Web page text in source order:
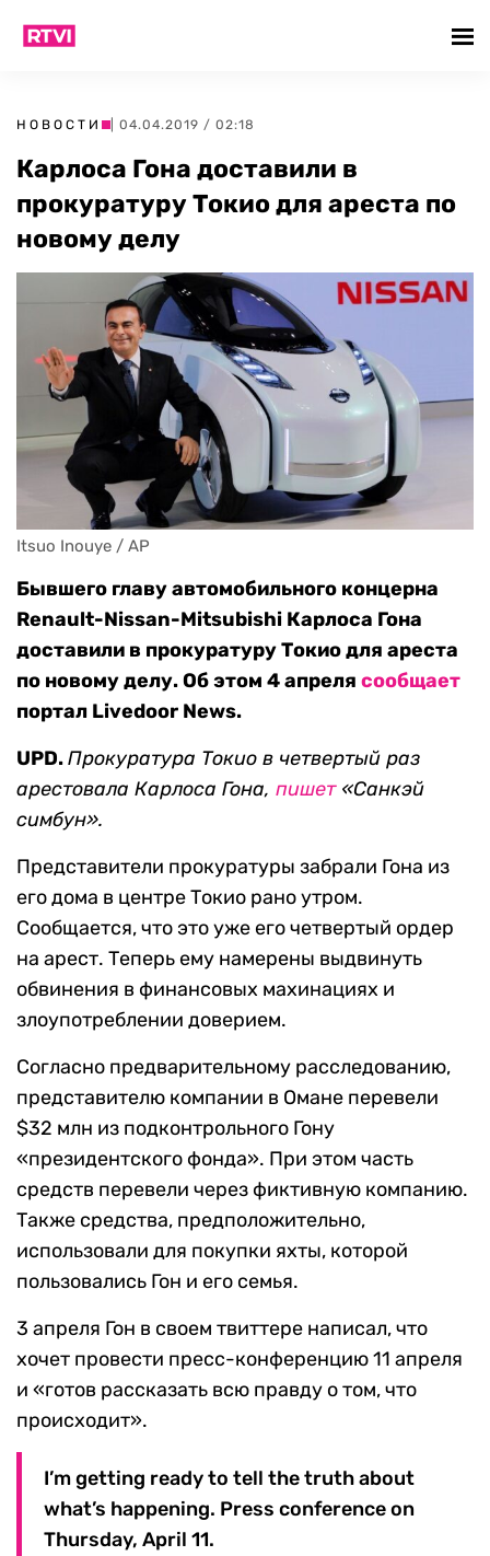
НОВОСТИ | 04.04.2019 / 02:18
Карлоса Гона доставили в
прокуратуру Токио для ареста по
новому делу
Itsuo Inouye / AP
Бывшего главу автомобильного концерна
Renault-Nissan-Mitsubishi Карлоса Гона
доставили в прокуратуру Токио для ареста
по новому делу. Об этом 4 апреля сообщает
портал Livedoor News.
UPD.Прокуратура Токио в четвертый раз
арестовала Карлоса Гона, пишет«Санкэй
симбун».
Представители прокуратуры забрали Гона из
его дома в центре Токио рано утром.
Сообщается, что это уже его четвертый ордер
на арест. Теперь ему намерены выдвинуть
обвинения в финансовых махинациях и
злоупотреблении доверием.
Согласно предварительному расследованию,
представителю компании в Омане перевели
$32 млн из подконтрольного Гону
«президентского фонда». При этом часть
средств перевели через фиктивную компанию.
Также средства, предположительно,
использовали для покупки яхты, которой
пользовались Гон и его семья.
3 апреля Гон в своем твиттере написал, что
хочет провести пресс-конференцию 11 апреля
и «готов рассказать всю правду о том, что
происходит».
I’m getting ready to tell the truth about
what’s happening. Press conference on
Thursday, April 11.